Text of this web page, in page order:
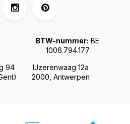
94
IJzerenwaag 12a
2000, Antwerpen
BTW-nummer: BE
1006.794.177